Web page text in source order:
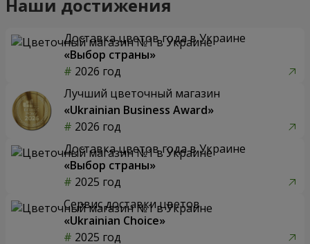
Наши достижения
Доставка цветов года в Украине
«Выбор страны»
2026 год
Лучший цветочный магазин
«Ukrainian Business Award»
2026 год
Доставка цветов года в Украине
«Выбор страны»
2025 год
Сервис доставки цветов
«Ukrainian Choice»
2025 год